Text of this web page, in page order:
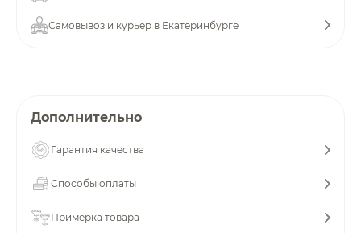
Самовывоз и курьер в Екатеринбурге
Дополнительно
Гарантия качества
Способы оплаты
Примерка товара
об оплате Плайтом
недели
8 800 302-02-51